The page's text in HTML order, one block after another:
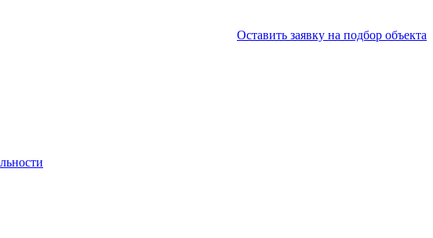
Оставить заявку на подбор объекта